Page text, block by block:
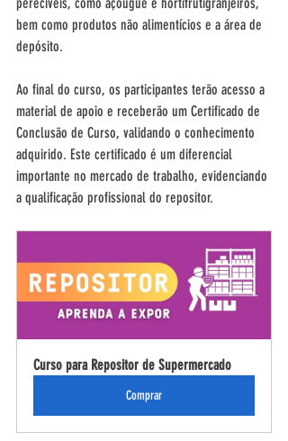
perecíveis, como açougue e hortifrutigranjeiros,
bem como produtos não alimentícios e a área de
depósito.
Ao final do curso, os participantes terão acesso a
material de apoio e receberão um Certificado de
Conclusão de Curso, validando o conhecimento
adquirido. Este certificado é um diferencial
importante no mercado de trabalho, evidenciando
a qualificação profissional do repositor.
Curso para Repositor de Supermercado
Comprar